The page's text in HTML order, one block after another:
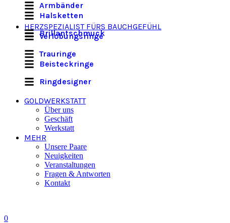
Armbänder
Halsketten
Brillantschmuck
HERZSPEZIALIST FÜRS BAUCHGEFÜHL
Verlobungsringe
Trauringe
Beisteckringe
Ringdesigner
GOLDWERKSTATT
Über uns
Geschäft
Werkstatt
MEHR
Unsere Paare
Neuigkeiten
Veranstaltungen
Fragen & Antworten
Kontakt
0